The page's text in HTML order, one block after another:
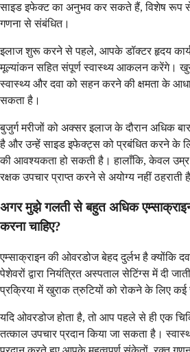
साइड इफेक्ट का अनुभव कर सकते हैं, विशेष रूप से
गणना से संबंधित।
इलाज शुरू करने से पहले, आपके डॉक्टर हृदय कार्य
मूल्यांकन सहित संपूर्ण स्वास्थ्य आकलन करेंगे।
स्वास्थ्य और दवा को सहन करने की क्षमता के
सकता है।
बुजुर्ग मरीजों को अक्सर इलाज के दौरान अधिक
है और उन्हें साइड इफेक्ट्स को प्रबंधित करने के
की आवश्यकता हो सकती है। हालाँकि, केवल
रक्षक उपचार प्राप्त करने से अयोग्य नहीं ठहराती
अगर मुझे गलती से बहुत अधिक
करना चाहिए?
एम्साक्राइन की ओवरडोज बेहद दुर्लभ है क्योंकि
पेशेवरों द्वारा नियंत्रित अस्पताल सेटिंग्स में दी
प्रक्रिया में खुराक त्रुटियों को रोकने के लिए कई
यदि ओवरडोज होता है, तो आप पहले से ही एक
तत्काल उपचार प्रदान किया जा सकता है।